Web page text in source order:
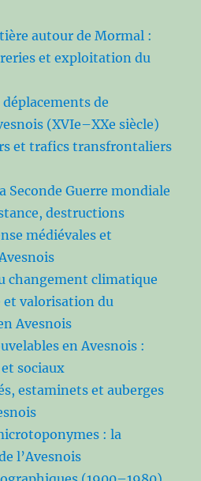
autour de Mormal :
et exploitation du
de
(XVIe–XXe siècle)
et trafics transfrontaliers
Seconde Guerre mondiale
destructions
médiévales et
changement climatique
et valorisation du
Avesnois
en Avesnois :
sociaux
estaminets et auberges
: la
l’Avesnois